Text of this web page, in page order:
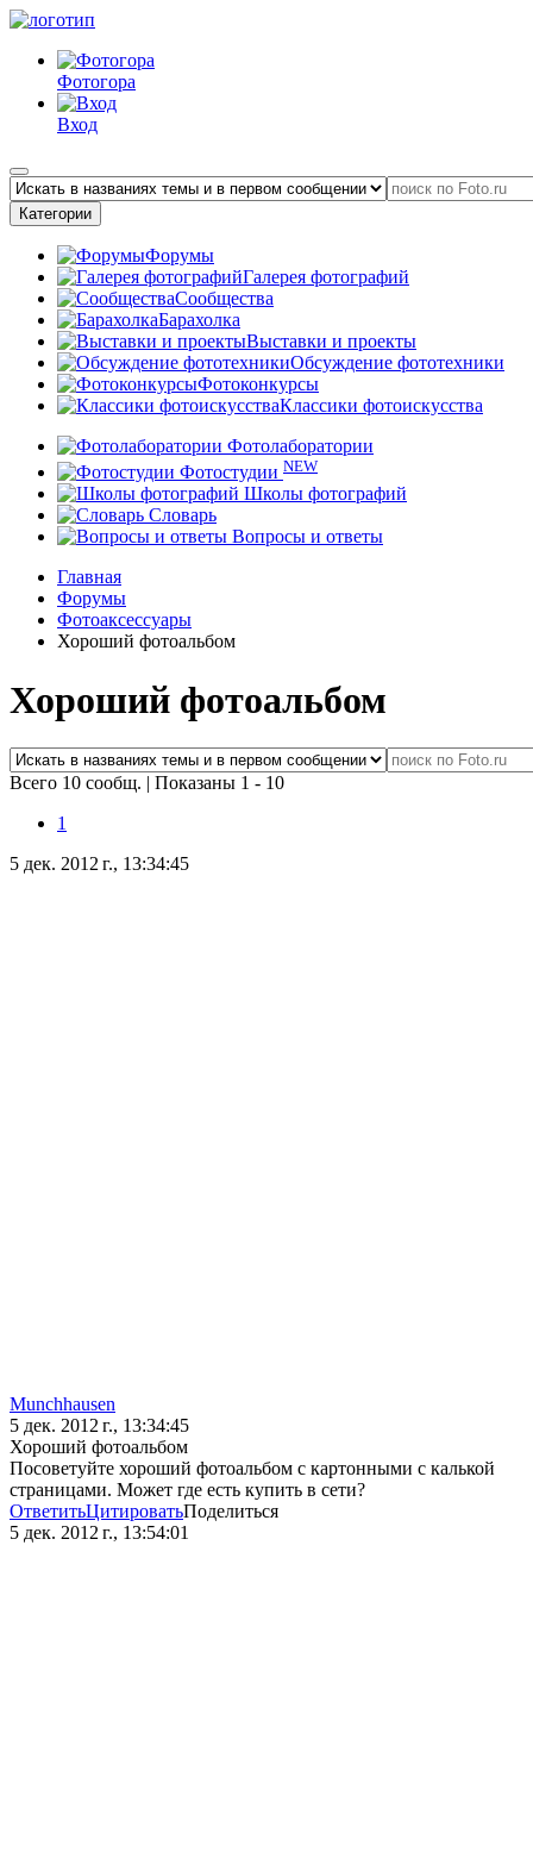
Фотогора
Вход
Категории
Форумы
Галерея фотографий
Сообщества
Барахолка
Выставки и проекты
Обсуждение фототехники
Фотоконкурсы
Классики фотоискусства
Фотолаборатории
Фотостудии NEW
Школы фотографий
Словарь
Вопросы и ответы
Главная
Форумы
Фотоаксессуары
Хороший фотоальбом
Хороший фотоальбом
Всего 10 сообщ. | Показаны 1 - 10
1
5 дек. 2012 г., 13:34:45
Munchhausen
5 дек. 2012 г., 13:34:45
Хороший фотоальбом
Посоветуйте хороший фотоальбом с картонными с калькой
страницами. Может где есть купить в сети?
ОтветитьЦитироватьПоделиться
5 дек. 2012 г., 13:54:01